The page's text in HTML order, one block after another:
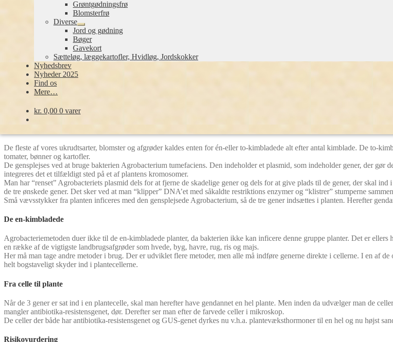
Grøntgødningsfrø
Blomsterfrø
Diverse
Udfold
undermenu
Jord og gødning
Bøger
Gavekort
Sætteløg, læggekartofler, Hvidløg, Jordskokker
Nyhedsbrev
Nyheder 2025
Find os
Mere…
kr. 0,00 0 varer
Man tager et gen klipper det ud af DNA’et og klistrer det ind i et cirkelformet stykke DNA, et såkaldt plasmid, som man
f.eks. resistent overfor et ukrudtsmiddel. Så i grunden er det meget simpelt, men i praksis er det langt mere kompliceret.
De tre nødvendige gener
Normalt indsætter man mindst tre forskellige gener i planterne. Naturligvis den ønskede egenskab, der kan være resistens mod
Dernæst skal man bruge mindst to markører. Her har man hidtil typisk brugt antibiotikaresistens som f.eks. et
egenskab, som kan checkes i mikroskop. Det kan være GUS-genet (glucuronidase) fra kolibakterien. De planteceller, der
mikroskopet.
Nu viser det sig at planter er temmelig forskellige.
De fleste af vores ukrudtsarter, blomster og afgrøder kaldes enten for én-eller to-kimbladede alt efter antal kimblade. De to-
tomater, bønner og kartofler.
De gensplejses ved at bruge bakterien Agrobacterium tumefaciens. Den indeholder et plasmid, som indeholder gener, der
integreres det et tilfældigt sted på et af plantens kromosomer.
Man har “renset” Agrobacteriets plasmid dels for at fjerne de skadelige gener og dels for at give plads til de gener, der skal
de tre ønskede gener. Det sker ved at man “klipper” DNA’et med såkaldte restriktions enzymer og “klistrer” stumperne
Små vævsstykker fra planten inficeres med den gensplejsede Agrobacterium, så de tre gener indsættes i planten. Herefter
De en-kimbladede
Agrobacteriemetoden duer ikke til de en-kimbladede planter, da bakterien ikke kan inficere denne gruppe planter. Det er
en række af de vigtigste landbrugsafgrøder som hvede, byg, havre, rug, ris og majs.
Her må man tage andre metoder i brug. Der er udviklet flere metoder, men alle må indføre generne direkte i cellerne. I en af
helt bogstaveligt skyder ind i plantecellerne.
Fra celle til plante
Når de 3 gener er sat ind i en plantecelle, skal man herefter have gendannet en hel plante. Men inden da udvælger man de
mangler antibiotika-resistensgenet, dør. Derefter ser man efter de farvede celler i mikroskop.
De celler der både har antibiotika-resistensgenet og GUS-genet dyrkes nu v.h.a. plantevæksthormoner til en hel og nu højst
Risikovurdering